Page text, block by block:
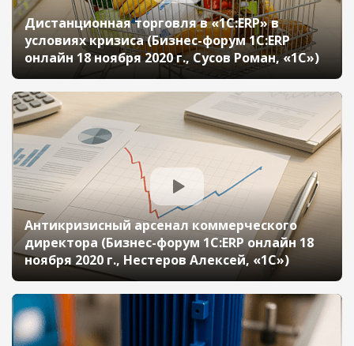
Дистанционная торговля в «1С:ERP» в
условиях кризиса (Бизнес-форум 1С:ERP
онлайн 18 ноября 2020 г., Сусов Роман, «1С»)
Антикризисный арсенал коммерческого
директора (Бизнес-форум 1С:ERP онлайн 18
ноября 2020 г., Нестеров Алексей, «1С»)